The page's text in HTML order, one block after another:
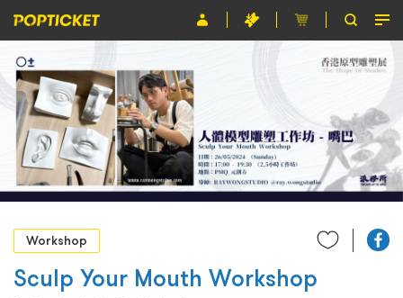
Event
Organiser
About POPTICKET
Terms and Conditions
繁
Workshop
Sculp Your Mouth Workshop